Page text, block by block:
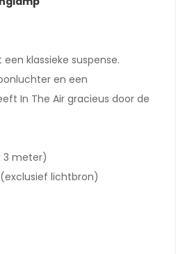
klassieke suspense.
en een
In The Air gracieus door de
3 meter)
lichtbron)